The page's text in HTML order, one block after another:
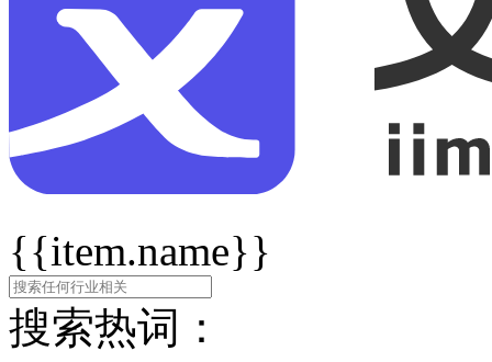
{{item.name}}
搜索热词：